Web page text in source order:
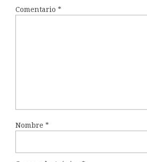
Comentario *
Nombre *